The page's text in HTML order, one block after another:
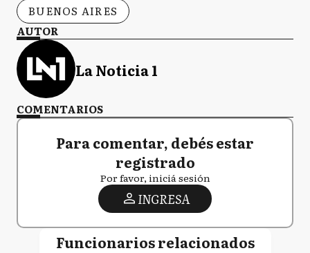
BUENOS AIRES
AUTOR
La Noticia 1
COMENTARIOS
Para comentar, debés estar
registrado
Por favor, iniciá sesión
INGRESA
Funcionarios relacionados